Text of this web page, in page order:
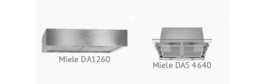
Miele DA1260
Miele DAS 4640